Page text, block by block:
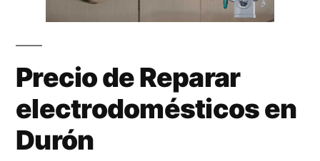
Precio de Reparar
electrodomésticos en
Durón